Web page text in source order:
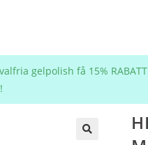
gelpolish få 15% RABATT